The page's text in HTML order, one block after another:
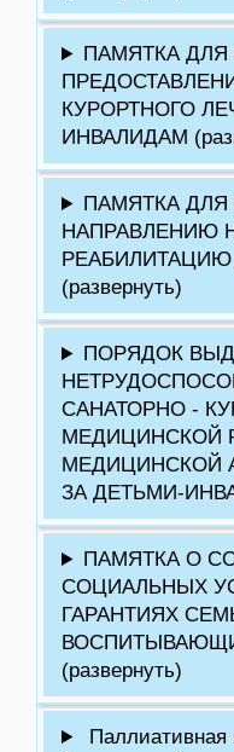
ПАМЯТКА
КУРОРТНОГО
ИНВАЛИДАМ
ПАМЯТКА
НАПРАВЛЕНИЮ
(развернуть)
ПОРЯДОК
САНАТОРНО -
МЕДИЦИНСКОЙ
МЕДИЦИНСКОЙ
ЗА ДЕТЬМИ-
ПАМЯТКА О
СОЦИАЛЬНЫХ
ГАРАНТИЯХ
(развернуть)